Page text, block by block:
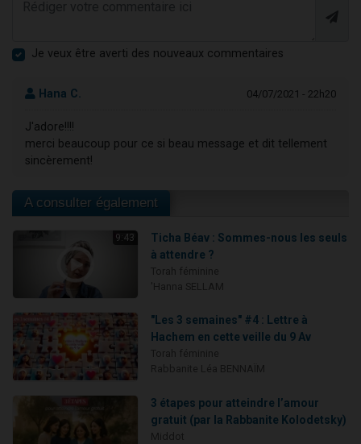
Je veux être averti des nouveaux commentaires
Hana C. 04/07/2021 - 22h20
J'adore!!!!
merci beaucoup pour ce si beau message et dit tellement
sincèrement!
A consulter également
9:43
Ticha Béav : Sommes-nous les seuls
à attendre ?
"Les 3 semaines" #4 : Lettre à
Hachem en cette veille du 9 Av
3 étapes pour atteindre l’amour
gratuit (par la Rabbanite Kolodetsky)